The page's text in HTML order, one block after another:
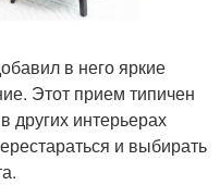
в него яркие
Этот прием типичен
других интерьерах
и выбирать